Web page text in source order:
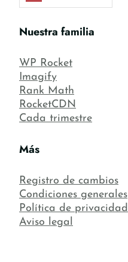
Nuestra familia
WP Rocket
Imagify
Rank Math
RocketCDN
Cada trimestre
Más
Registro de cambios
Condiciones generales
Política de privacidad
Aviso legal